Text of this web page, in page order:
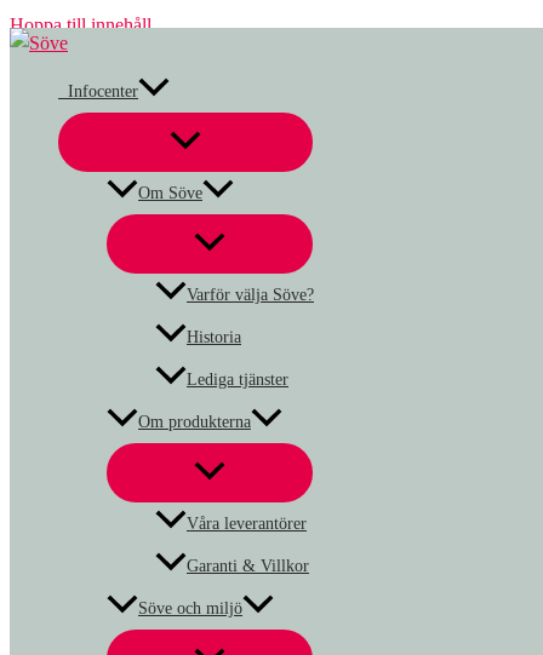
Hoppa till innehåll
Infocenter
Om Söve
Varför välja Söve?
Historia
Lediga tjänster
Om produkterna
Våra leverantörer
Garanti & Villkor
Söve och miljö